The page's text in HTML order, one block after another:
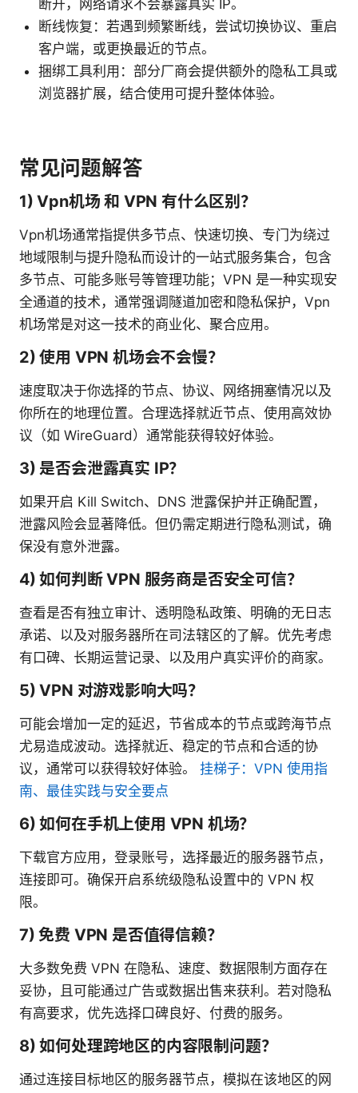
断开，网络请求不会暴露真实 IP。
断线恢复：若遇到频繁断线，尝试切换协议、重启
客户端，或更换最近的节点。
捆绑工具利用：部分厂商会提供额外的隐私工具或
浏览器扩展，结合使用可提升整体体验。
常见问题解答
1) Vpn机场 和 VPN 有什么区别？
Vpn机场通常指提供多节点、快速切换、专门为绕过
地域限制与提升隐私而设计的一站式服务集合，包含
多节点、可能多账号等管理功能；VPN 是一种实现安
全通道的技术，通常强调隧道加密和隐私保护，Vpn
机场常是对这一技术的商业化、聚合应用。
2) 使用 VPN 机场会不会慢？
速度取决于你选择的节点、协议、网络拥塞情况以及
你所在的地理位置。合理选择就近节点、使用高效协
议（如 WireGuard）通常能获得较好体验。
3) 是否会泄露真实 IP？
如果开启 Kill Switch、DNS 泄露保护并正确配置，
泄露风险会显著降低。但仍需定期进行隐私测试，确
保没有意外泄露。
4) 如何判断 VPN 服务商是否安全可信？
查看是否有独立审计、透明隐私政策、明确的无日志
承诺、以及对服务器所在司法辖区的了解。优先考虑
有口碑、长期运营记录、以及用户真实评价的商家。
5) VPN 对游戏影响大吗？
可能会增加一定的延迟，节省成本的节点或跨海节点
尤易造成波动。选择就近、稳定的节点和合适的协
议，通常可以获得较好体验。 挂梯子：VPN 使用指
南、最佳实践与安全要点
6) 如何在手机上使用 VPN 机场？
下载官方应用，登录账号，选择最近的服务器节点，
连接即可。确保开启系统级隐私设置中的 VPN 权
限。
7) 免费 VPN 是否值得信赖？
大多数免费 VPN 在隐私、速度、数据限制方面存在
妥协，且可能通过广告或数据出售来获利。若对隐私
有高要求，优先选择口碑良好、付费的服务。
8) 如何处理跨地区的内容限制问题？
通过连接目标地区的服务器节点，模拟在该地区的网